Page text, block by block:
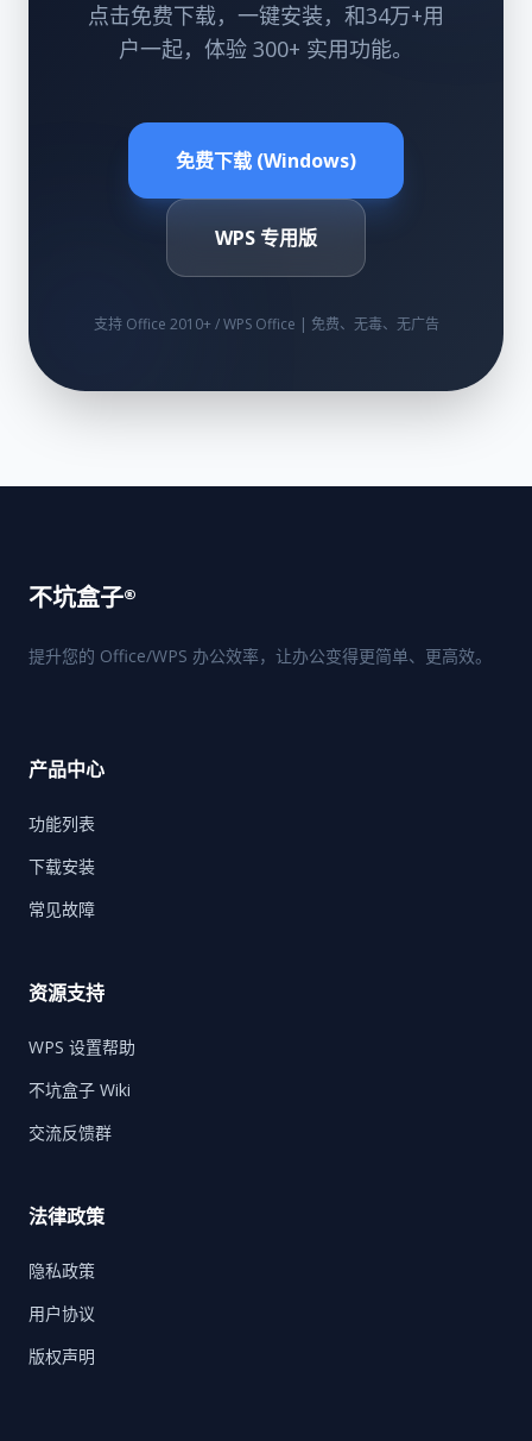
点击免费下载，一键安装，和34万+用
户一起，体验 300+ 实用功能。
免费下载 (Windows)
WPS 专用版
支持 Office 2010+ / WPS Office | 免费、无毒、无广告
不坑盒子®
提升您的 Office/WPS 办公效率，让办公变得更简单、更高效。
产品中心
功能列表
下载安装
常见故障
资源支持
WPS 设置帮助
不坑盒子 Wiki
交流反馈群
法律政策
隐私政策
用户协议
版权声明